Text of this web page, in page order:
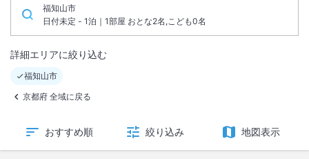
福知山市
日付未定 - 1泊｜1部屋 おとな2名,こども0名
詳細エリアに絞り込む
福知山市
京都府 全域に戻る
おすすめ順 絞り込み 地図表示